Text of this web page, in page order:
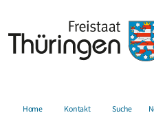
Home Kontakt Suche